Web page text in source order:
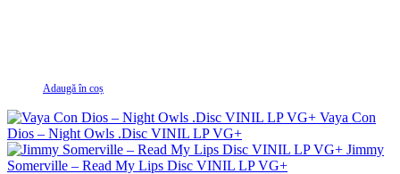
Adaugă în coș
Vaya Con
Dios – Night Owls .Disc VINIL LP VG+
Jimmy
Somerville – Read My Lips Disc VINIL LP VG+